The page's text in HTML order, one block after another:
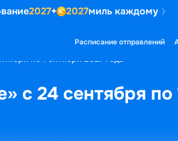
2027+ 2027миль каждому
Расписание отправлений
по 1 октября 2027 года
с 24 сентября по